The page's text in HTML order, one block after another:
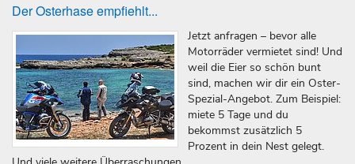
Der Osterhase empfiehlt...
Jetzt anfragen – bevor alle
Motorräder vermietet sind! Und
weil die Eier so schön bunt
sind, machen wir dir ein Oster-
Spezial-Angebot. Zum Beispiel:
miete 5 Tage und du
bekommst zusätzlich 5
Prozent in dein Nest gelegt.